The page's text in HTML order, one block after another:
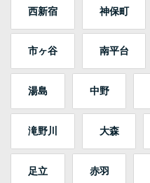
西新宿 神保町
市ヶ谷 南平台
湯島 中野
滝野川 大森
足立 赤羽